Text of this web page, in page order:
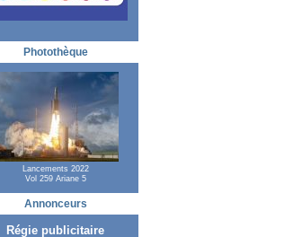
Photothèque
Lancements 2022
Vol 259 Ariane 5
Annonceurs
Régie publicitaire